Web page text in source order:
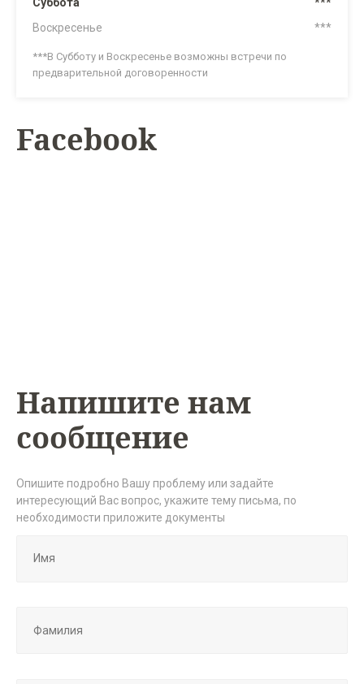
Суббота
***
Воскресенье
***
***В Субботу и Воскресенье возможны встречи по
предварительной договоренности
Facebook
Напишите нам
сообщение
Опишите подробно Вашу проблему или задайте
интересующий Вас вопрос, укажите тему письма, по
необходимости приложите документы